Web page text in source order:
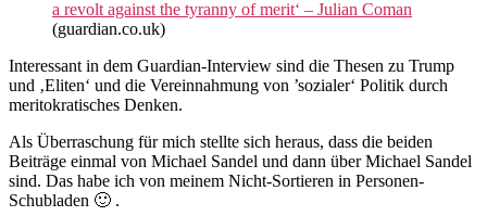
a revolt against the tyranny of merit‘ – Julian Coman
(guardian.co.uk)
Interessant in dem Guardian-Interview sind die Thesen zu Trump
und ‚Eliten‘ und die Vereinnahmung von ’sozialer‘ Politik durch
meritokratisches Denken.
Als Überraschung für mich stellte sich heraus, dass die beiden
Beiträge einmal von Michael Sandel und dann über Michael Sandel
sind. Das habe ich von meinem Nicht-Sortieren in Personen-
Schubladen 🙂 .